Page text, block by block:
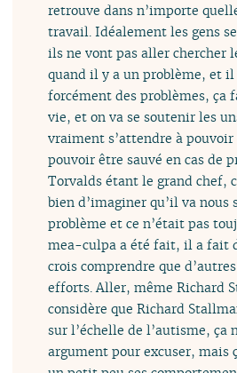
retrouve dans n’importe
travail. Idéalement les gens
ils ne vont pas aller chercher
quand il y a un problème, et
forcément des problèmes, ça
vie, et on va se soutenir les
vraiment s’attendre à pouvoir
pouvoir être sauvé en cas de
Torvalds étant le grand chef,
bien d’imaginer qu’il va nous
problème et ce n’était pas
mea-culpa a été fait, il a fait
crois comprendre que
efforts. Aller, même Richard
considère que Richard
sur l’échelle de l’autisme, ça
argument pour excuser, mais